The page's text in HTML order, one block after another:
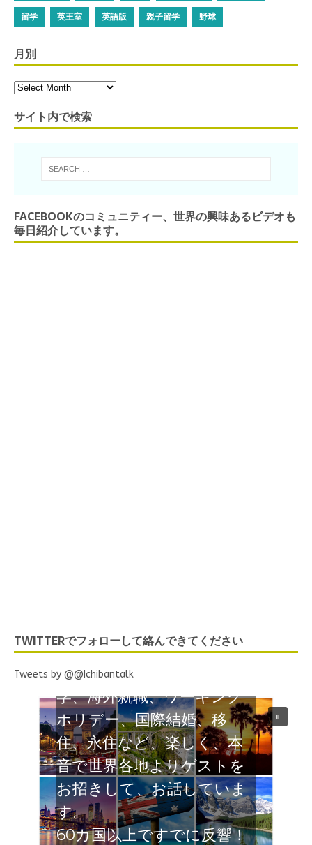
留学 英王室 英語版 親子留学 野球
月別
サイト内で検索
FACEBOOKのコミュニティー、世界の興味あるビデオも
毎日紹介しています。
TWITTERでフォローして絡んできてください
Tweets by @@Ichibantalk
ネットラジオ 海外でがん
ばる日本人のナマの声 留
学、海外就職、ワーキング
ホリデー、国際結婚、移
住、永住など、楽しく、本
音で世界各地よりゲストを
お招きして、お話していま
す。
60カ国以上ですでに反響！